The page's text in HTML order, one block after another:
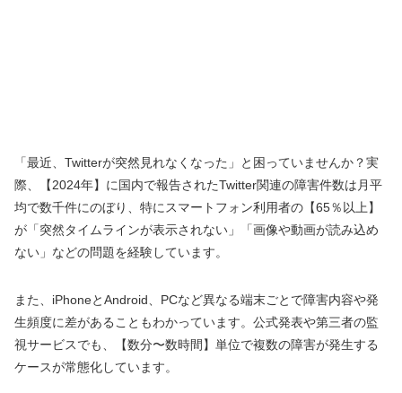
「最近、Twitterが突然見れなくなった」と困っていませんか？実
際、【2024年】に国内で報告されたTwitter関連の障害件数は月平
均で数千件にのぼり、特にスマートフォン利用者の【65％以上】
が「突然タイムラインが表示されない」「画像や動画が読み込め
ない」などの問題を経験しています。
また、iPhoneとAndroid、PCなど異なる端末ごとで障害内容や発
生頻度に差があることもわかっています。公式発表や第三者の監
視サービスでも、【数分〜数時間】単位で複数の障害が発生する
ケースが常態化しています。